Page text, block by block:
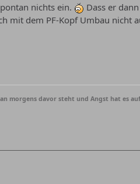
nichts ein.
Dass er
mit dem PF-Kopf Umbau nicht
morgens davor steht und Angst hat es